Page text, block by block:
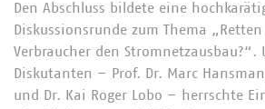
Den Abschluss bildete eine
Diskussionsrunde zum Thema
Verbraucher den Stromnetzausbau?“.
Diskutanten – Prof. Dr. Marc
und Dr. Kai Roger Lobo – herrschte